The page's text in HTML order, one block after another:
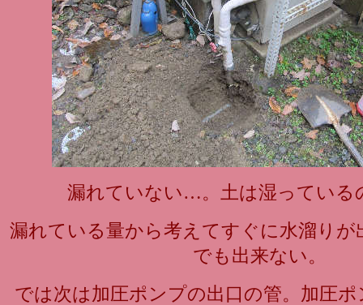
漏れていない…。土は湿っている
漏れている量から考えてすぐに水溜りが
でも出来ない。
では次は加圧ポンプの出口の管。加圧ポ